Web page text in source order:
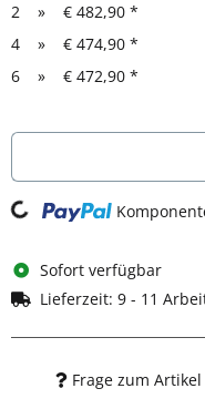
Stuhlhöhe: 990-
Sitzfläche: 485 x
Sitzhöhe: 475-615
2
» € 482,90 *
4
» € 474,90 *
6
» € 472,90 *
Sofort verfügbar
Lieferzeit: 9 - 11
Frage zum Artikel